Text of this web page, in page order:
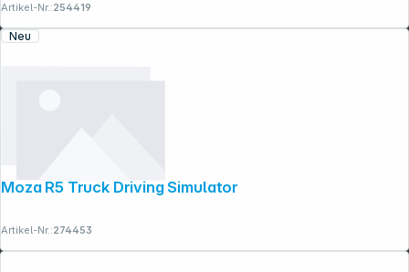
Artikel-Nr.:254419
Neu
Moza R5 Truck Driving Simulator
Artikel-Nr.:274453